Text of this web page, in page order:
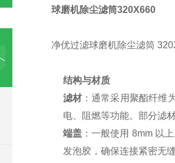
球磨机除尘滤筒320X660
净优过滤球磨机除尘滤筒
结构与材质
滤材：通常采用聚酯纤维
电、阻燃等功能。部分滤
端盖：一般使用 8mm 以
发泡胶，确保连接紧密无